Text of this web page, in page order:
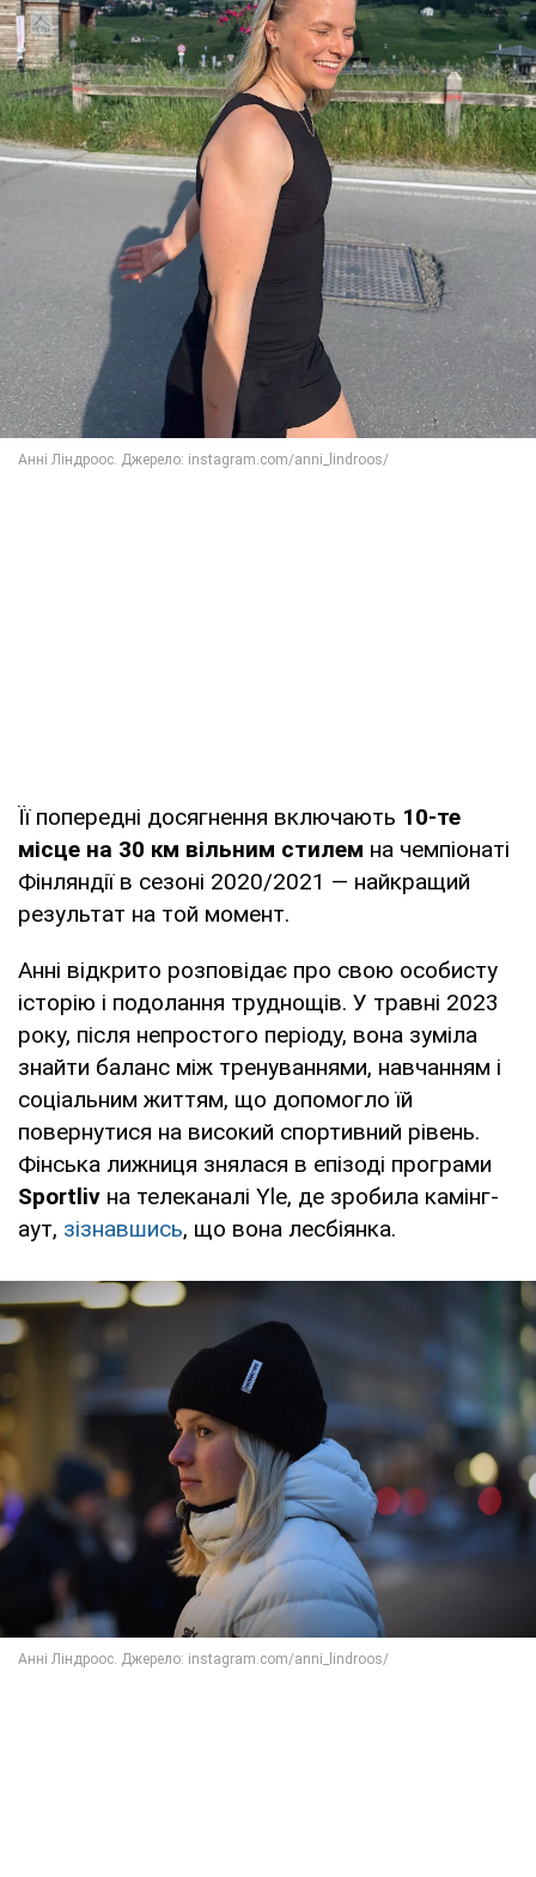
Її попередні досягнення включають 10-те
місце на 30 км вільним стилем на чемпіонаті
Фінляндії в сезоні 2020/2021 — найкращий
результат на той момент.
Анні відкрито розповідає про свою особисту
історію і подолання труднощів. У травні 2023
року, після непростого періоду, вона зуміла
знайти баланс між тренуваннями, навчанням і
соціальним життям, що допомогло їй
повернутися на високий спортивний рівень.
Фінська лижниця знялася в епізоді програми
Sportliv на телеканалі Yle, де зробила камінг-
аут, зізнавшись, що вона лесбіянка.